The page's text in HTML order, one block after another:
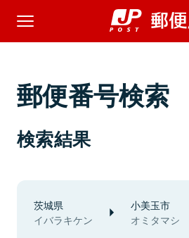
郵便番号検索
検索結果
茨城県
イバラキケン
小美玉市
オミタマシ